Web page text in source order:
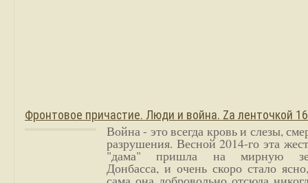
Фронтовое причастие. Люди и война. Zа ленточкой
Война - это всегда кровь и слезы,
разрушения. Весной 2014-го эта
"дама" пришла на мирную
Донбасса, и очень скоро стало